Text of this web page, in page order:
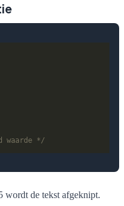
waarde */
wordt de tekst afgeknipt.